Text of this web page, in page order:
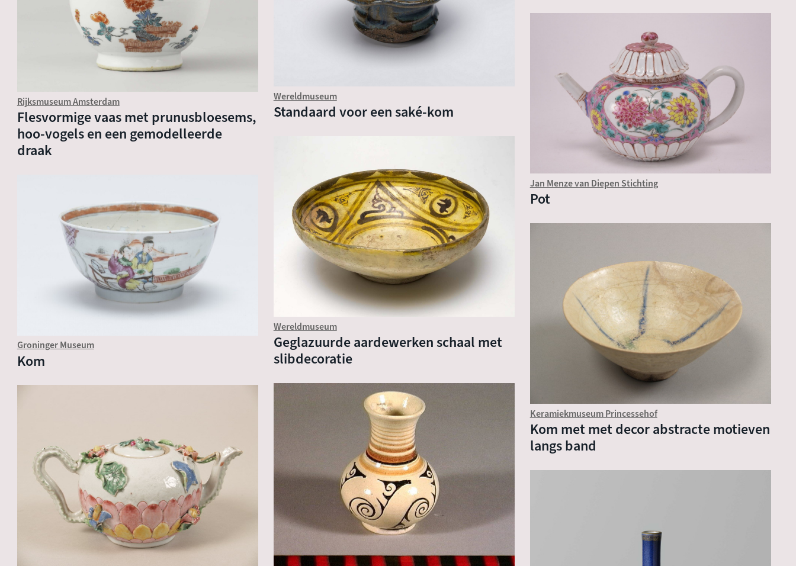
Rijksmuseum Amsterdam
Flesvormige vaas met prunusbloesems,
hoo-vogels en een gemodelleerde
draak
Wereldmuseum
Standaard voor een saké-kom
Jan Menze van Diepen Stichting
Pot
Wereldmuseum
Geglazuurde aardewerken schaal met
slibdecoratie
Groninger Museum
Kom
Keramiekmuseum Princessehof
Kom met met decor abstracte motieven
langs band